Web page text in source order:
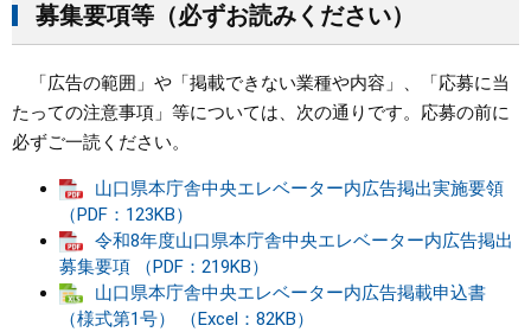
募集要項等（必ずお読みください）
「広告の範囲」や「掲載できない業種や内容」、「応募に当
たっての注意事項」等については、次の通りです。応募の前に
必ずご一読ください。
山口県本庁舎中央エレベーター内広告掲出実施要領
（PDF：123KB）
令和8年度山口県本庁舎中央エレベーター内広告掲出
募集要項 （PDF：219KB）
山口県本庁舎中央エレベーター内広告掲載申込書
（様式第1号） （Excel：82KB）